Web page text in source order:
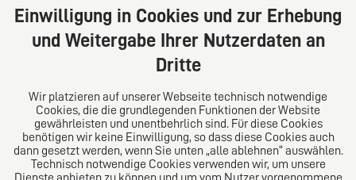
Über uns
Wir verstehen uns als juristisch hoch qualifizierte
Ansprechpartner, für die das persönliche Gespräch
und die vertrauensvolle Zusammenarbeit mit dem
Mandanten die Grundlage sind, um den uns
anvertrauten Anliegen bestmöglich dienen zu können.
Einwilligung in Cookies und zur Erhebung
und Weitergabe Ihrer Nutzerdaten an
Dritte
Wir platzieren auf unserer Webseite technisch notwendige
Cookies, die die grundlegenden Funktionen der Website
gewährleisten und unentbehrlich sind. Für diese Cookies
benötigen wir keine Einwilligung, so dass diese Cookies auch
dann gesetzt werden, wenn Sie unten „alle ablehnen“ auswählen.
Technisch notwendige Cookies verwenden wir, um unsere